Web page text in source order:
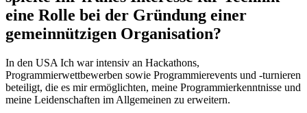
eine Rolle bei der Gründung einer
gemeinnützigen Organisation?
In den USA Ich war intensiv an Hackathons,
Programmierwettbewerben sowie Programmierevents und -turnieren
beteiligt, die es mir ermöglichten, meine Programmierkenntnisse und
meine Leidenschaften im Allgemeinen zu erweitern.